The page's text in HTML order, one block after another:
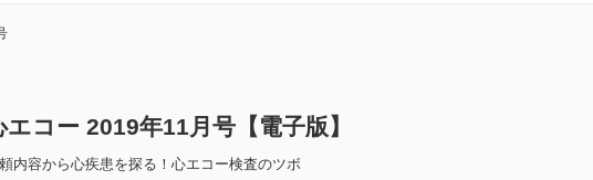
エコー 2019年11月号【電子版】
内容から心疾患を探る！心エコー検査のツボ